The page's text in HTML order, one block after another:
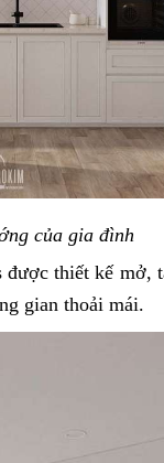
của gia đình
được thiết kế mở,
gian thoải mái.